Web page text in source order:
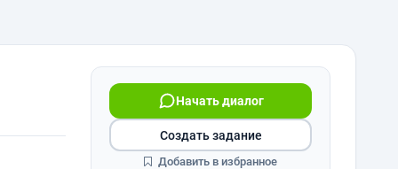
Начать диалог
Создать задание
Добавить в избранное